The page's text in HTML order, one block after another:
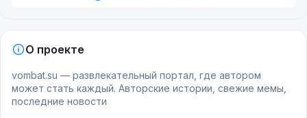
О проекте
vombat.su — развлекательный портал, где автором
может стать каждый. Авторские истории, свежие мемы,
последние новости